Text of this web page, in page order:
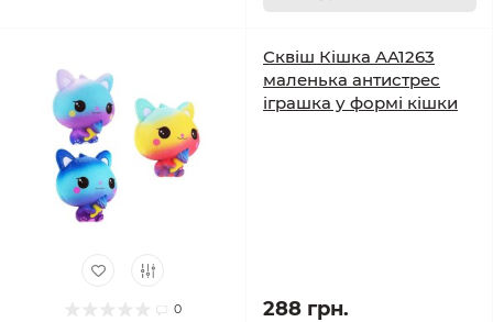
0
Сквіш Кішка AA1263
маленька антистрес
іграшка у формі кішки
288 грн.